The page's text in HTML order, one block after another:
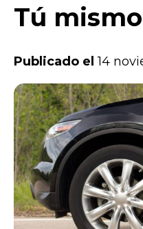
Tú mismo
Publicado el14